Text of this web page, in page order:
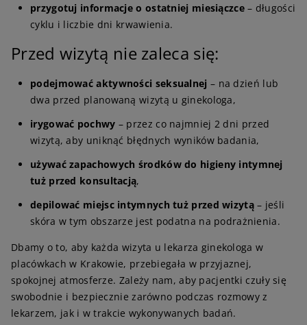
przygotuj informacje o ostatniej miesiączce– długości
cyklu i liczbie dni krwawienia.
Przed wizytą nie zaleca się:
podejmować aktywności seksualnej – na dzień lub
dwa przed planowaną wizytą u ginekologa,
irygować pochwy – przez co najmniej 2 dni przed
wizytą, aby uniknąć błędnych wyników badania,
używać zapachowych środków do higieny intymnej
tuż przed konsultacją,
depilować miejsc intymnych tuż przed wizytą– jeśli
skóra w tym obszarze jest podatna na podrażnienia.
Dbamy o to, aby każda wizyta u lekarza ginekologa w
placówkach w Krakowie, przebiegała w przyjaznej,
spokojnej atmosferze. Zależy nam, aby pacjentki czuły się
swobodnie i bezpiecznie zarówno podczas rozmowy z
lekarzem, jak i w trakcie wykonywanych badań.